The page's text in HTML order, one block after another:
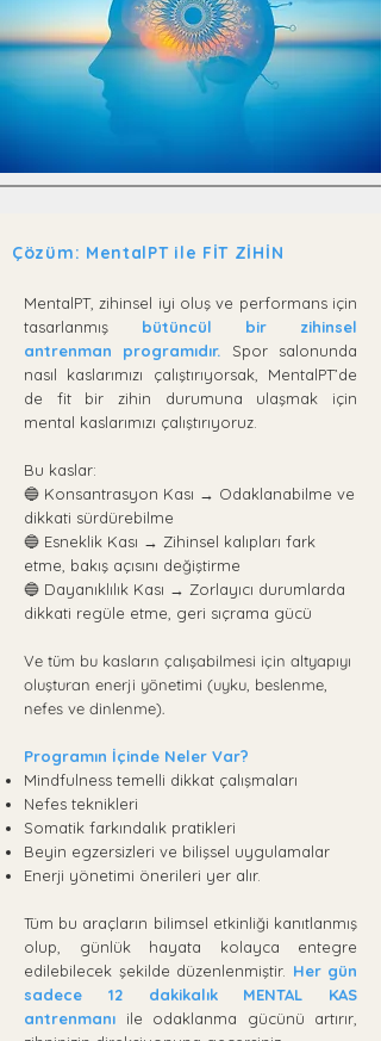
Çözüm: MentalPT ile FİT ZİHİN
MentalPT, zihinsel iyi oluş ve performans için
tasarlanmış bütüncül bir zihinsel
antrenman programıdır. Spor salonunda
nasıl kaslarımızı çalıştırıyorsak, MentalPT’de
de fit bir zihin durumuna ulaşmak için
mental kaslarımızı çalıştırıyoruz.
Bu kaslar:
🔵 Konsantrasyon Kası → Odaklanabilme ve
dikkati sürdürebilme
🔵 Esneklik Kası → Zihinsel kalıpları fark
etme, bakış açısını değiştirme
🔵 Dayanıklılık Kası → Zorlayıcı durumlarda
dikkati regüle etme, geri sıçrama gücü
Ve tüm bu kasların çalışabilmesi için altyapıyı
oluşturan enerji yönetimi (uyku, beslenme,
nefes ve dinlenme).
Programın İçinde Neler Var?
Mindfulness temelli dikkat çalışmaları
Nefes teknikleri
Somatik farkındalık pratikleri
Beyin egzersizleri ve bilişsel uygulamalar
Enerji yönetimi önerileri yer alır.​​
Tüm bu araçların bilimsel etkinliği kanıtlanmış
olup, günlük hayata kolayca entegre
edilebilecek şekilde düzenlenmiştir. Her gün
sadece 12 dakikalık MENTAL KAS
antrenmanı ile odaklanma gücünü artırır,